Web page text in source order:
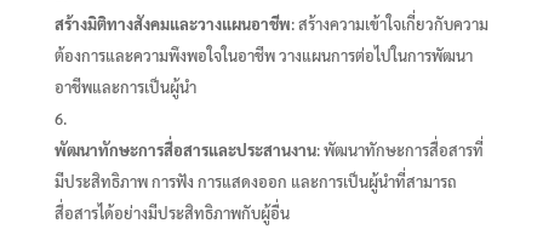
สร้างมิติทางสังคมและวางแผนอาชีพ: สร้างความเข้าใจเกี่ยวกับความ
ต้องการและความพึงพอใจในอาชีพ วางแผนการต่อไปในการพัฒนา
อาชีพและการเป็นผู้นำ
พัฒนาทักษะการสื่อสารและประสานงาน: พัฒนาทักษะการสื่อสารที่
มีประสิทธิภาพ การฟัง การแสดงออก และการเป็นผู้นำที่สามารถ
สื่อสารได้อย่างมีประสิทธิภาพกับผู้อื่น